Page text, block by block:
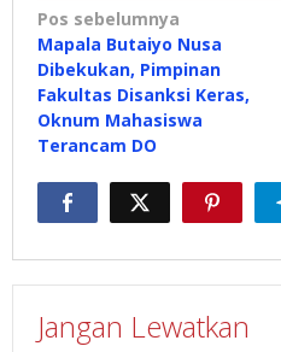
Navigasi
pos
Pos sebelumnya
Mapala Butaiyo Nusa
Dibekukan, Pimpinan
Fakultas Disanksi Keras,
Oknum Mahasiswa
Terancam DO
Jangan Lewatkan